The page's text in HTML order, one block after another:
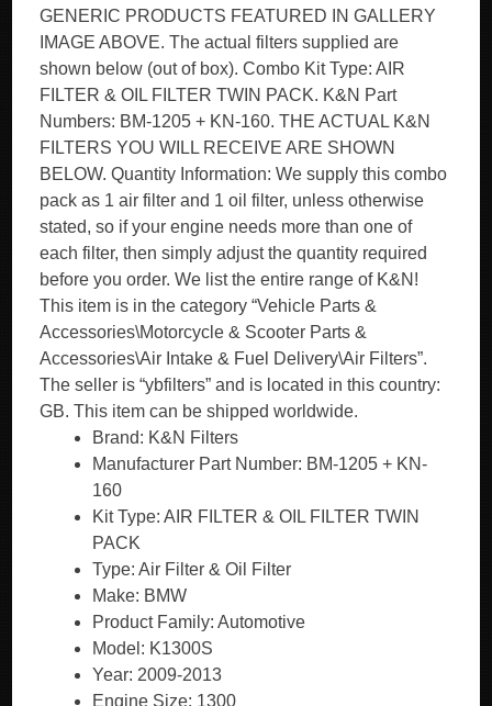
GENERIC PRODUCTS FEATURED IN GALLERY
IMAGE ABOVE. The actual filters supplied are
shown below (out of box). Combo Kit Type: AIR
FILTER & OIL FILTER TWIN PACK. K&N Part
Numbers: BM-1205 + KN-160. THE ACTUAL K&N
FILTERS YOU WILL RECEIVE ARE SHOWN
BELOW. Quantity Information: We supply this combo
pack as 1 air filter and 1 oil filter, unless otherwise
stated, so if your engine needs more than one of
each filter, then simply adjust the quantity required
before you order. We list the entire range of K&N!
This item is in the category “Vehicle Parts &
Accessories\Motorcycle & Scooter Parts &
Accessories\Air Intake & Fuel Delivery\Air Filters”.
The seller is “ybfilters” and is located in this country:
GB. This item can be shipped worldwide.
Brand: K&N Filters
Manufacturer Part Number: BM-1205 + KN-
160
Kit Type: AIR FILTER & OIL FILTER TWIN
PACK
Type: Air Filter & Oil Filter
Make: BMW
Product Family: Automotive
Model: K1300S
Year: 2009-2013
Engine Size: 1300